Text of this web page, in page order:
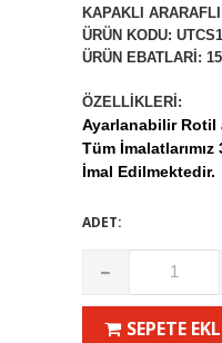
KAPAKLI ARARAFLI
ÜRÜN KODU:
ÜRÜN EBATLARİ:
ÖZELLİKLERİ:
Ayarlanabilir Rotil
Tüm
İmal Edilmektedir.
ADET:
SEPETE